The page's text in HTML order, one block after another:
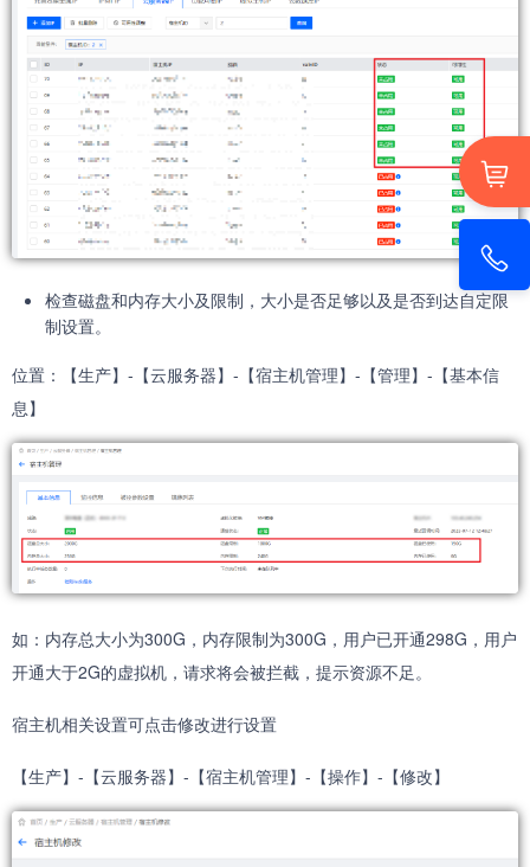
检查磁盘和内存大小及限制，大小是否足够以及是否到达自定限
制设置。
位置：【生产】-【云服务器】-【宿主机管理】-【管理】-【基本信
息】
如：内存总大小为300G，内存限制为300G，用户已开通298G，用户
开通大于2G的虚拟机，请求将会被拦截，提示资源不足。
宿主机相关设置可点击修改进行设置
【生产】-【云服务器】-【宿主机管理】-【操作】-【修改】